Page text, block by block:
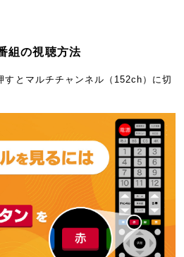
組の視聴方法
すとマルチチャンネル（152ch）に切